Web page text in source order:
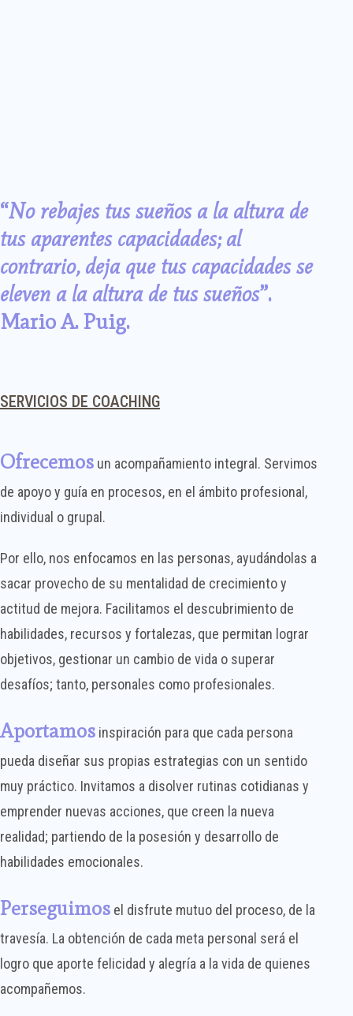
“No rebajes tus sueños a la altura de
tus aparentes capacidades; al
contrario, deja que tus capacidades se
eleven a la altura de tus sueños”.
Mario A. Puig.
SERVICIOS DE COACHING
Ofrecemos un acompañamiento integral. Servimos
de apoyo y guía en procesos, en el ámbito profesional,
individual o grupal.
Por ello, nos enfocamos en las personas, ayudándolas a
sacar provecho de su mentalidad de crecimiento y
actitud de mejora. Facilitamos el descubrimiento de
habilidades, recursos y fortalezas, que permitan lograr
objetivos, gestionar un cambio de vida o superar
desafíos; tanto, personales como profesionales.
Aportamos inspiración para que cada persona
pueda diseñar sus propias estrategias con un sentido
muy práctico. Invitamos a disolver rutinas cotidianas y
emprender nuevas acciones, que creen la nueva
realidad; partiendo de la posesión y desarrollo de
habilidades emocionales.
Perseguimos el disfrute mutuo del proceso, de la
travesía. La obtención de cada meta personal será el
logro que aporte felicidad y alegría a la vida de quienes
acompañemos.